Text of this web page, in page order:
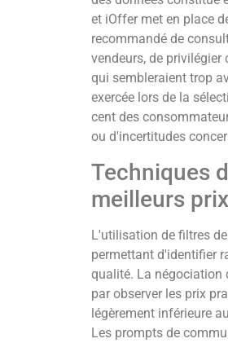
et iOffer met en place
recommandé de
vendeurs, de
qui sembleraient trop
exercée lors de la
cent des
ou d'incertitudes
Techniques
meilleurs prix
L'utilisation de filtres
permettant d'identifier
qualité. La négociation
par observer les prix
légèrement inférieure
Les prompts de